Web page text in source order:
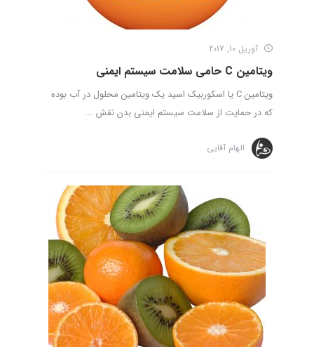
آوریل 10, 2017
ویتامین C حامی سلامت سیستم ایمنی
ویتامین C یا اسکوربیک اسید یک ویتامین محلول در آب بوده
که در حمایت از سلامت سیستم ایمنی بدن نقش ...
الهام آقایی